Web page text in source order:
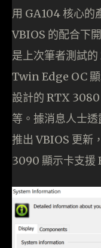
用 GA104 核心
VBIOS 的配合下
是上次筆者測試
Twin Edge OC
設計的 RTX
等。據消息人士
推出 VBIOS 更新
3090 顯示卡支援